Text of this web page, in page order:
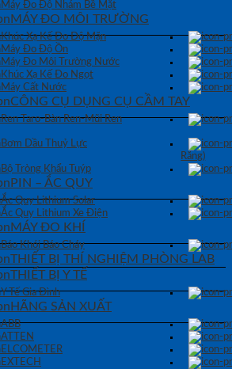
Máy Đo Độ Nhám Bề Mặt
MÁY ĐO MÔI TRƯỜNG
Khúc Xạ Kế Đo Độ Mặn
Máy Đo Độ Ồn
Máy Đo Môi Trường Nước
Khúc Xạ Kế Đo Ngọt
Máy Cất Nước
CÔNG CỤ DỤNG CỤ CẦM TAY
Ren Taro-Bàn Ren-Mũi Ren
Bơm Dầu Thuỷ Lực
Răng)
Bộ Tròng Khẩu Tuýp
PIN – ẮC QUY
Ắc Quy Lithium Solar
Ắc Quy Lithium Xe Điện
MÁY ĐO KHÍ
Báo Khói Báo Cháy
THIẾT BỊ THÍ NGHIỆM PHÒNG LAB
THIẾT BỊ Y TẾ
Y Tế Gia Đình
HÃNG SẢN XUẤT
ABB
ATTEN
ELCOMETER
EXTECH